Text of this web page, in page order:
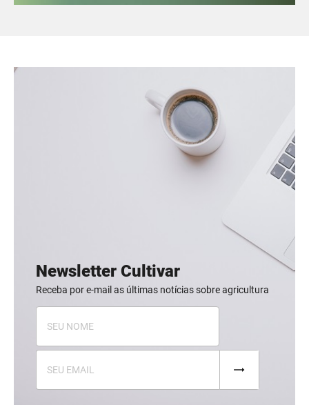
Newsletter Cultivar
Receba por e-mail as últimas notícias sobre agricultura